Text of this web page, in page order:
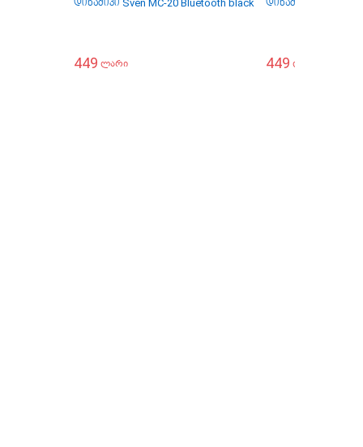
დინამიკი Sven MC-20 Bluetooth black
449 ლარი
დინამიკი Sven
449 ლარი